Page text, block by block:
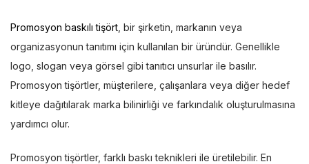
Promosyon baskılı tişört , bir şirketin, markanın veya
organizasyonun tanıtımı için kullanılan bir üründür. Genellikle
logo, slogan veya görsel gibi tanıtıcı unsurlar ile basılır.
Promosyon tişörtler, müşterilere, çalışanlara veya diğer hedef
kitleye dağıtılarak marka bilinirliği ve farkındalık oluşturulmasına
yardımcı olur.
Promosyon tişörtler, farklı baskı teknikleri ile üretilebilir. En